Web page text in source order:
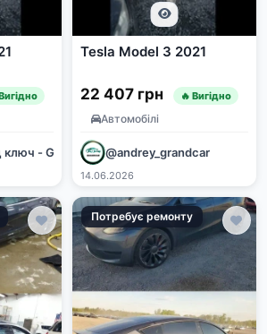
ключ - Grand Car
Tesla Model 3 2021
22 407 грн 🔥 Вигідно
Автомобілі
@andrey_grandcar
14.06.2026
Потребує ремонту